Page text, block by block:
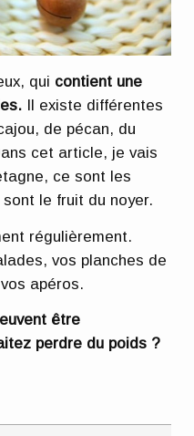
qui contient une
Il existe différentes
de pécan, du
cet article, je vais
ce sont les
le fruit du noyer.
régulièrement.
vos planches de
apéros.
être
perdre du poids ?